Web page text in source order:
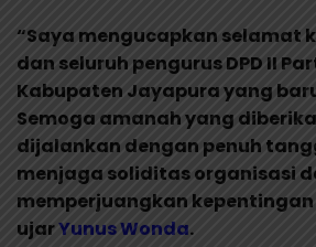
“Saya mengucapkan selamat
dan seluruh pengurus DPD II
Kabupaten Jayapura yang
Semoga amanah yang
dijalankan dengan penuh
menjaga soliditas organisasi
memperjuangkan
ujarYunus Wonda.